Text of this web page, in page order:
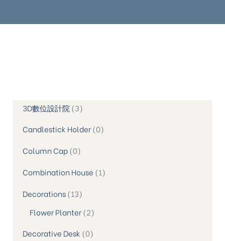
3D數位設計院 3
Candlestick Holder 0
Column Cap 0
Combination House 1
Decorations 13
Flower Planter 2
Decorative Desk 0